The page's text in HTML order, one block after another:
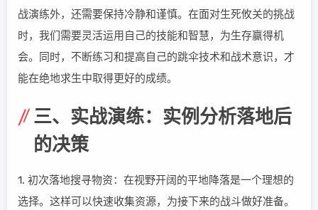
战演练外，还需要保持冷静和谨慎。在面对生死攸关的挑战
时，我们需要灵活运用自己的技能和智慧，为生存赢得机
会。同时，不断练习和提高自己的跳伞技术和战术意识，才
能在绝地求生中取得更好的成绩。
三、实战演练：实例分析落地后
的决策
1. 初次落地搜寻物资：在视野开阔的平地降落是一个理想的
选择。这样可以快速收集资源，为接下来的战斗做好准备。